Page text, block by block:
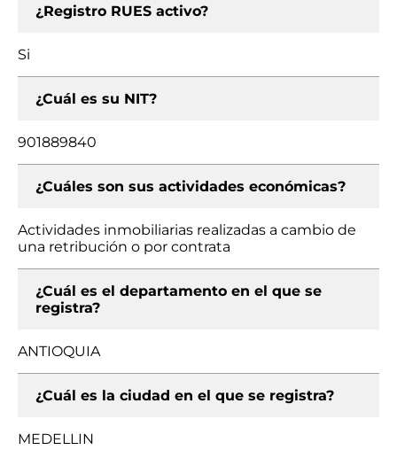
¿Registro RUES activo?
Si
¿Cuál es su NIT?
901889840
¿Cuáles son sus actividades económicas?
Actividades inmobiliarias realizadas a cambio de
una retribución o por contrata
¿Cuál es el departamento en el que se
registra?
ANTIOQUIA
¿Cuál es la ciudad en el que se registra?
MEDELLIN